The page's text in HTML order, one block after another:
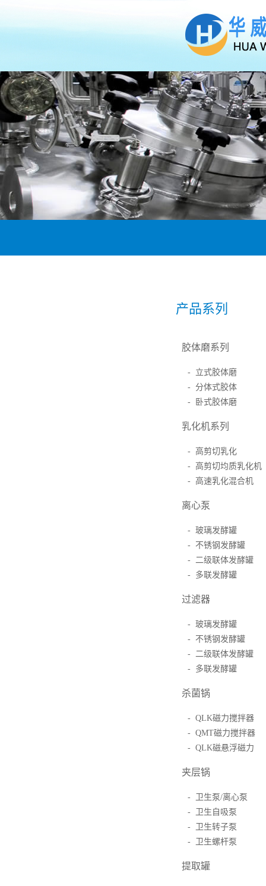
产品系列
胶体磨系列
- 立式胶体磨
- 分体式胶体
- 卧式胶体磨
乳化机系列
- 高剪切乳化
- 高剪切均质乳化机
- 高速乳化混合机
离心泵
- 玻璃发酵罐
- 不锈钢发酵罐
- 二级联体发酵罐
- 多联发酵罐
过滤器
- 玻璃发酵罐
- 不锈钢发酵罐
- 二级联体发酵罐
- 多联发酵罐
杀菌锅
- QLK磁力搅拌器
- QMT磁力搅拌器
- QLK磁悬浮磁力
夹层锅
- 卫生泵/离心泵
- 卫生自吸泵
- 卫生转子泵
- 卫生螺杆泵
提取罐